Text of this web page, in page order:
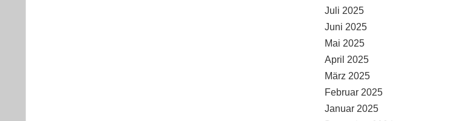
Juli 2025
Juni 2025
Mai 2025
April 2025
März 2025
Februar 2025
Januar 2025